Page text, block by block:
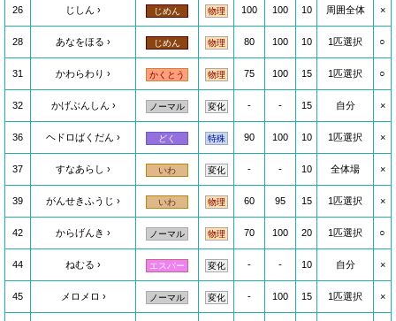
26 じしん じめん 物理 100 100 10 周囲全体 ×
28 あなをほる じめん 物理 80 100 10 1匹選択 ○
31 かわらわり かくとう 物理 75 100 15 1匹選択 ○
32 かげぶんしん ノーマル 変化 - - 15 自分 ×
36 ヘドロばくだん どく 特殊 90 100 10 1匹選択 ×
37 すなあらし いわ 変化 - - 10 全体場 ×
39 がんせきふうじ いわ 物理 60 95 15 1匹選択 ×
42 からげんき ノーマル 物理 70 100 20 1匹選択 ○
44 ねむる エスパー 変化 - - 10 自分 ×
45 メロメロ ノーマル 変化 - 100 15 1匹選択 ×